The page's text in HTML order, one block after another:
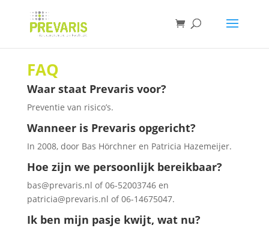
FAQ
Waar staat Prevaris voor?
Preventie van risico’s.
Wanneer is Prevaris opgericht?
In 2008, door Bas Hörchner en Patricia Hazemeijer.
Hoe zijn we persoonlijk bereikbaar?
bas@prevaris.nl of 06-52003746 en
patricia@prevaris.nl of 06-14675047.
Ik ben mijn pasje kwijt, wat nu?